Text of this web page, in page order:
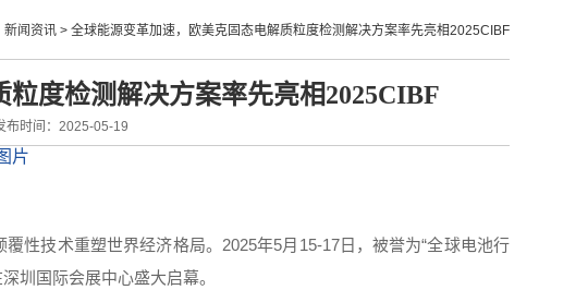
新闻资讯 > 全球能源变革加速，欧美克固态电解质粒度检测解决方案率先亮相2025CIBF
度检测解决方案率先亮相2025CIBF
布时间：2025-05-19
性技术重塑世界经济格局。2025年5月15-17日，被誉为“全球电池行
圳国际会展中心盛大启幕。